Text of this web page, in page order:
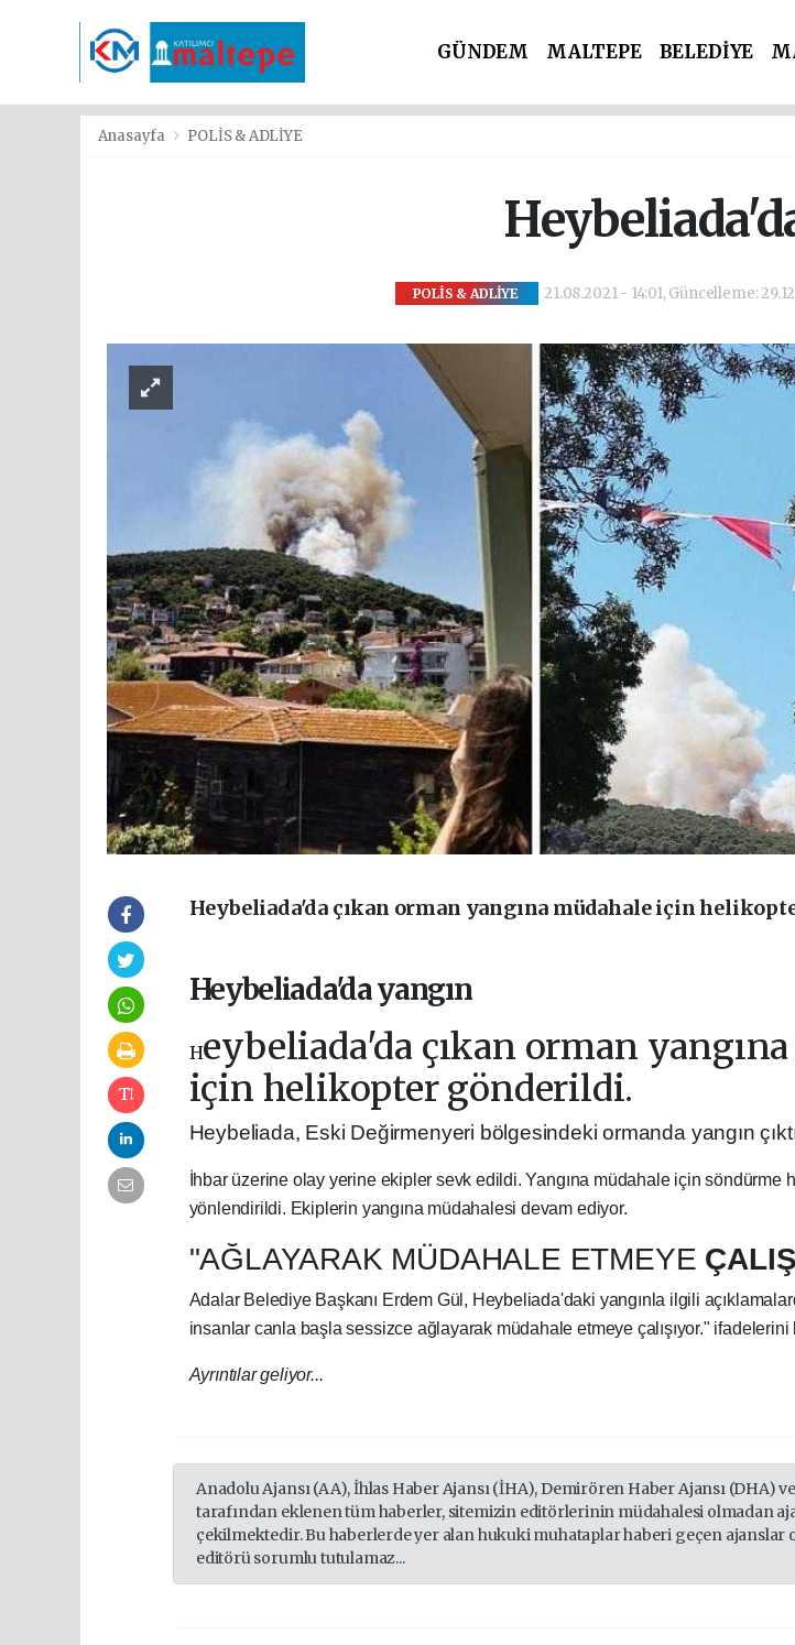
GÜNDEM MALTEPE BELEDİYE
Anasayfa POLİS & ADLİYE
POLİS & ADLİYE 21.08.2021 - 14:01, Güncelleme:
Heybeliada'da çıkan orman yangına müdahale için
Heybeliada'da yangın
Heybeliada'da çıkan orman
için helikopter gönderildi.
Heybeliada, Eski Değirmenyeri bölgesindeki ormanda yangın
İhbar üzerine olay yerine ekipler sevk edildi. Yangına müdahale için söndürme
yönlendirildi. Ekiplerin yangına müdahalesi devam ediyor.
"AĞLAYARAK MÜDAHALE ETMEYE
Adalar Belediye Başkanı Erdem Gül, Heybeliada'daki yangınla ilgili
insanlar canla başla sessizce ağlayarak müdahale etmeye çalışıyor." ifadelerini
Ayrıntılar geliyor...
Anadolu Ajansı (AA), İhlas Haber Ajansı (İHA), Demirören Haber Ajansı (DHA)
tarafından eklenen tüm haberler, sitemizin editörlerinin müdahalesi olmadan
çekilmektedir. Bu haberlerde yer alan hukuki muhataplar haberi geçen ajanslar
editörü sorumlu tutulamaz...